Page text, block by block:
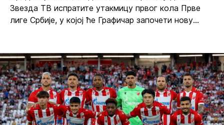
Звезда ТВ испратите утакмицу првог кола Прве
лиге Србије, у којој ће Графичар започети нову
ће на стадиону „Младост“ одмерити снаге са
Напретком.